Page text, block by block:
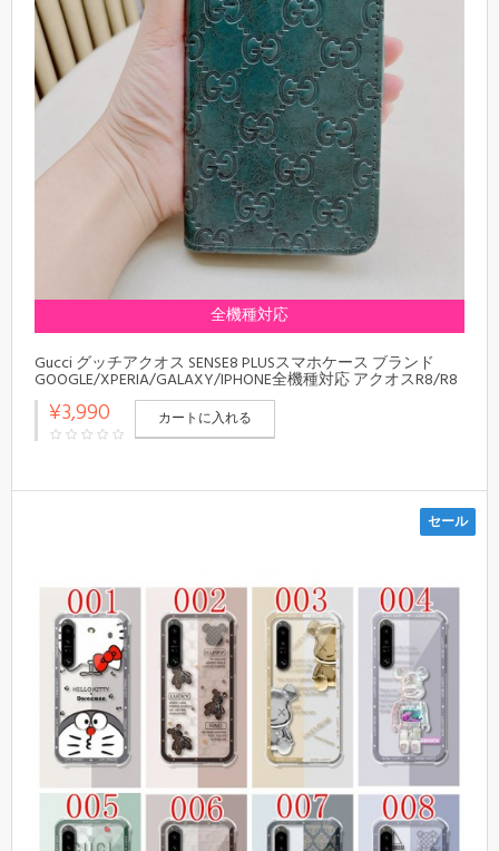
全機種対応
Gucci グッチアクオス SENSE8 PLUSスマホケース ブランド
GOOGLE/XPERIA/GALAXY/IPHONE全機種対応 アクオスR8/R8
PRO R7/R6/Zero6ケース
¥3,990 カートに入れる
セール